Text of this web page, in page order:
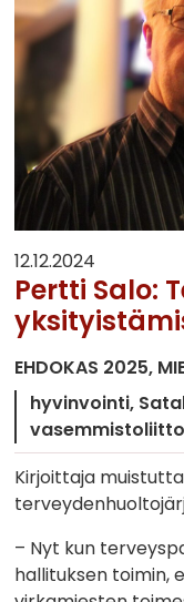
12.12.2024
Pertti Salo:
EHDOKAS 2025
hyvinvointi
vasemmistoliitto
Kirjoittaja
– Nyt kun
hallituksen toimin,